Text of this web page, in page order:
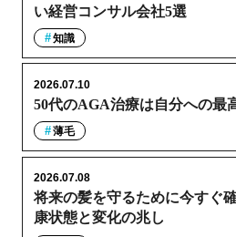
い経営コンサル会社5選
知識
50代のAGA治療は自分への最
2026.07.10
薄毛
将来の髪を守るために今すぐ
康状態と変化の兆し
2026.07.08